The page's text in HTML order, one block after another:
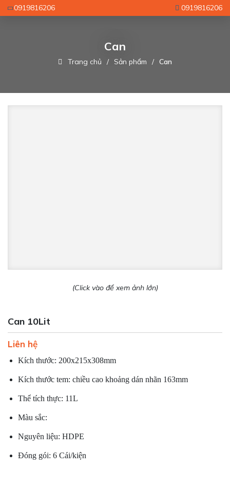
0919816206 0919816206
Can
Trang chủ Sản phẩm Can
(Click vào để xem ảnh lớn)
Can 10Lit
Liên hệ
Kích thước: 200x215x308mm
Kích thước tem: chiều cao khoảng dán nhãn 163mm
Thể tích thực: 11L
Màu sắc:
Nguyên liệu: HDPE
Đóng gói: 6 Cái/kiện